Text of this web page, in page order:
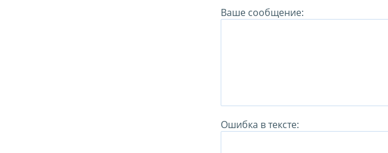
Ваше сообщение:
Ошибка в тексте: